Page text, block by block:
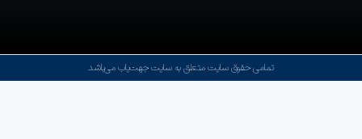
تمامی حقوق سایت متعلق به سایت جهت‌یاب می‌باشد